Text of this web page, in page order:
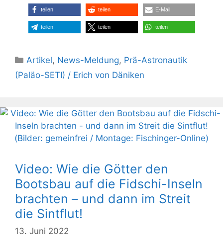
teilen teilen E-Mail
teilen teilen teilen
Kategorien
Artikel, News-Meldung, Prä-Astronautik
(Paläo-SETI) / Erich von Däniken
Video: Wie die Götter den
Bootsbau auf die Fidschi-Inseln
brachten – und dann im Streit
die Sintflut!
13. Juni 2022